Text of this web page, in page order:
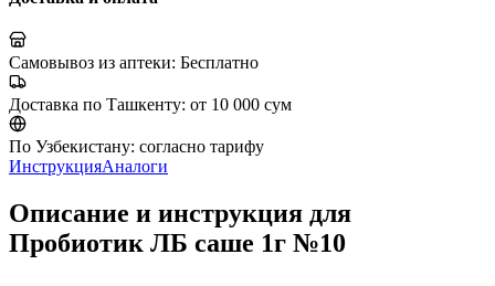
Самовывоз из аптеки: Бесплатно
Доставка по Ташкенту: от 10 000 сум
По Узбекистану: согласно тарифу
ИнструкцияАналоги
Описание и инструкция для
Пробиотик ЛБ саше 1г №10